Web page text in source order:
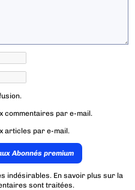
commentaires par e-mail.
articles par e-mail.
Abonnés premium
indésirables. En savoir plus sur la
sont traitées.